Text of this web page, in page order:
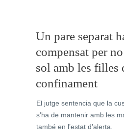
Un pare separat
compensat per
sol amb les filles
confinament
El jutge sentencia que la
s’ha de mantenir amb les
també en l’estat d’alerta.